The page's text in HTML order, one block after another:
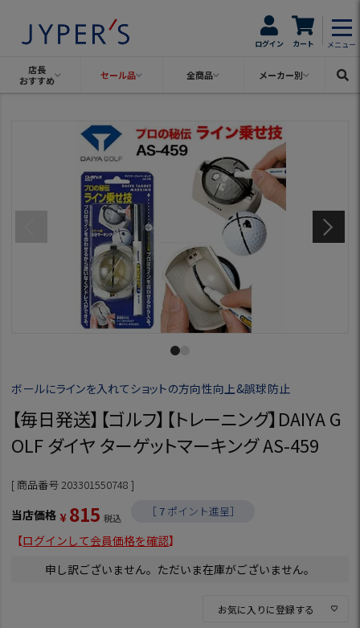
ログイン カート メニュー
店長
おすすめ
セール品 全商品 メーカー別
ボールにラインを入れてショットの方向性向上&誤球防止
【毎日発送】【ゴルフ】【トレーニング】DAIYA G
OLF ダイヤ ターゲットマーキング AS-459
商品番号 203301550748
当店価格 ¥ 815 税込 ［ 7 ポイント進呈］
【ログインして会員価格を確認】
申し訳ございません。ただいま在庫がございません。
お気に入りに登録する